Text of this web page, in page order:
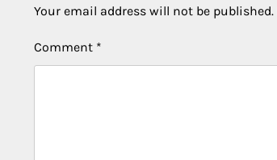
Your email address will not be published.
Comment *